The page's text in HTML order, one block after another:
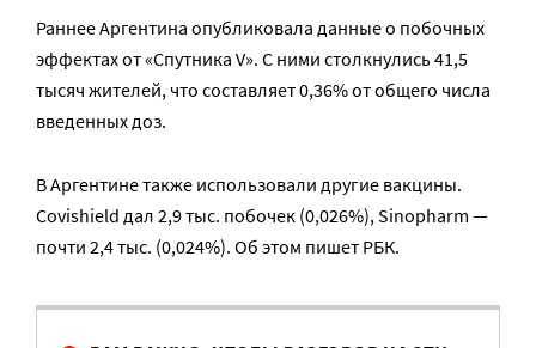
Раннее Аргентина опубликовала данные о побочных
эффектах от «Спутника V». С ними столкнулись 41,5
тысяч жителей, что составляет 0,36% от общего числа
введенных доз.
В Аргентине также использовали другие вакцины.
Covishield дал 2,9 тыс. побочек (0,026%), Sinopharm —
почти 2,4 тыс. (0,024%). Об этом пишет РБК.